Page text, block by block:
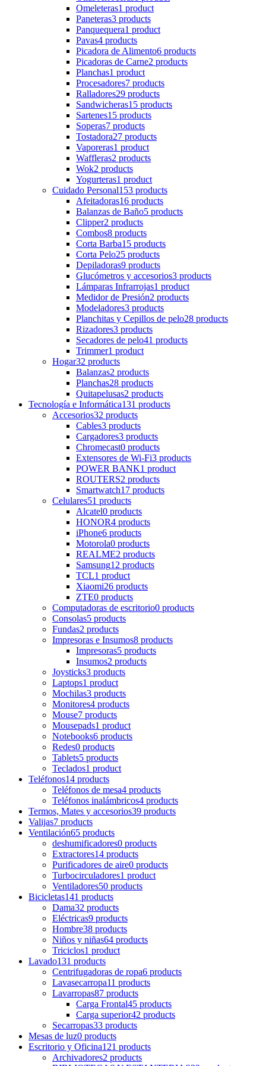
Omeleteras1 product
Paneteras3 products
Panquequera1 product
Pavas4 products
Picadora de Alimento6 products
Picadoras de Carne2 products
Planchas1 product
Procesadores7 products
Ralladores29 products
Sandwicheras15 products
Sartenes15 products
Soperas7 products
Tostadora27 products
Vaporeras1 product
Waffleras2 products
Wok2 products
Yogurteras1 product
Cuidado Personal153 products
Afeitadoras16 products
Balanzas de Baño5 products
Clipper2 products
Combos8 products
Corta Barba15 products
Corta Pelo25 products
Depiladoras9 products
Glucómetros y accesorios3 products
Lámparas Infrarrojas1 product
Medidor de Presión2 products
Modeladores3 products
Planchitas y Cepillos de pelo28 products
Rizadores3 products
Secadores de pelo41 products
Trimmer1 product
Hogar32 products
Balanzas2 products
Planchas28 products
Quitapelusas2 products
Tecnología e Informática131 products
Accesorios32 products
Cables3 products
Cargadores3 products
Chromecast0 products
Extensores de Wi-Fi3 products
POWER BANK1 product
ROUTERS2 products
Smartwatch17 products
Celulares51 products
Alcatel0 products
HONOR4 products
iPhone6 products
Motorola0 products
REALME2 products
Samsung12 products
TCL1 product
Xiaomi26 products
ZTE0 products
Computadoras de escritorio0 products
Consolas5 products
Fundas2 products
Impresoras e Insumos8 products
Impresoras5 products
Insumos2 products
Joysticks3 products
Laptops1 product
Mochilas3 products
Monitores4 products
Mouse7 products
Mousepads1 product
Notebooks6 products
Redes0 products
Tablets5 products
Teclados1 product
Teléfonos14 products
Teléfonos de mesa4 products
Teléfonos inalámbricos4 products
Termos, Mates y accesorios39 products
Valijas7 products
Ventilación65 products
deshumificadores0 products
Extractores14 products
Purificadores de aire0 products
Turbocirculadores1 product
Ventiladores50 products
Bicicletas141 products
Dama32 products
Eléctricas9 products
Hombre38 products
Niños y niñas64 products
Triciclos1 product
Lavado131 products
Centrifugadoras de ropa6 products
Lavasecarropa11 products
Lavarropas87 products
Carga Frontal45 products
Carga superior42 products
Secarropas33 products
Mesas de luz0 products
Escritorio y Oficina121 products
Archivadores2 products